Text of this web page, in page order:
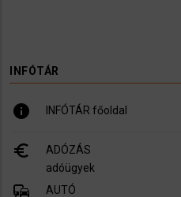
INFÓTÁR
info INFÓTÁR főoldal
euro_symbol
ADÓZÁS
adóügyek
commute AUTÓ